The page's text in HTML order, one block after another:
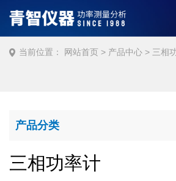
当前位置： 网站首页 > 产品中心 > 三相
产品分类
三相功率计